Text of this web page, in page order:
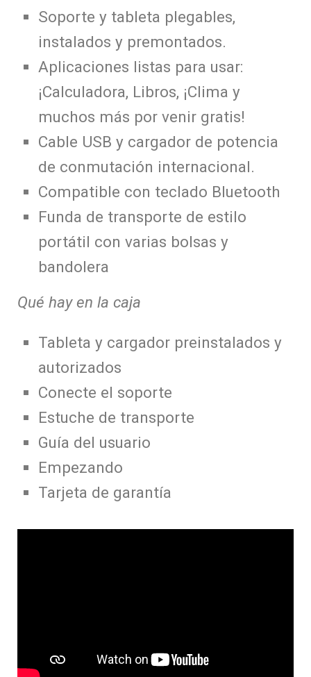
Soporte y tableta plegables,
instalados y premontados.
Aplicaciones listas para usar:
¡Calculadora, Libros, ¡Clima y
muchos más por venir gratis!
Cable USB y cargador de potencia
de conmutación internacional.
Compatible con teclado Bluetooth
Funda de transporte de estilo
portátil con varias bolsas y
bandolera
Qué hay en la caja
Tableta y cargador preinstalados y
autorizados
Conecte el soporte
Estuche de transporte
Guía del usuario
Empezando
Tarjeta de garantía